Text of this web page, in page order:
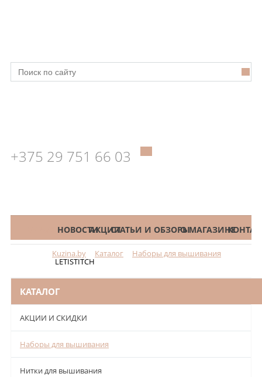
+375 29 751 66 03
КАТАЛОГНОВОСТИАКЦИИСТАТЬИ И ОБЗОРЫО МАГАЗИНЕ
Kuzina.by Каталог Наборы для вышивания
LETISTITCH
КАТАЛОГ
АКЦИИ И СКИДКИ
Наборы для вышивания
Нитки для вышивания